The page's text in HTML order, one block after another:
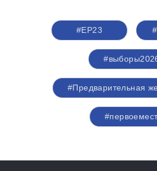
#ЕР23
#Предварительная